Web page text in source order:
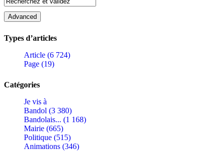
Types d’articles
Article (6 724)
Page (19)
Catégories
Je vis à
Bandol (3 380)
Bandolais... (1 168)
Mairie (665)
Politique (515)
Animations (346)